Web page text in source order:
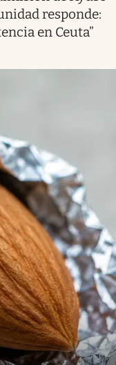
responde:
en Ceuta”